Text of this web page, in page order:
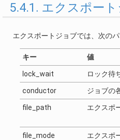
5.4.1. エクスポー
エクスポートジョブでは、次の
キー 値
lock_wait ロック待
conductor ジョブの
file_path エクスポ
file_mode エクスポ